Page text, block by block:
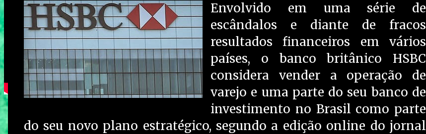
Envolvido em uma série de
escândalos e diante de fracos
resultados financeiros em vários
países, o banco britânico HSBC
considera vender a operação de
varejo e uma parte do seu banco de
investimento no Brasil como parte
do seu novo plano estratégico, segundo a edição online do jornal